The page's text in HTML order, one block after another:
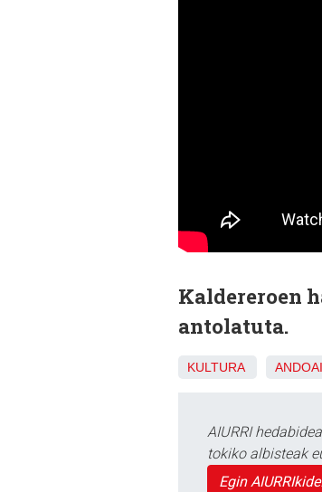
Kaldereroen
antolatuta.
KULTURA
AIURRI
tokiko albisteak
Egin